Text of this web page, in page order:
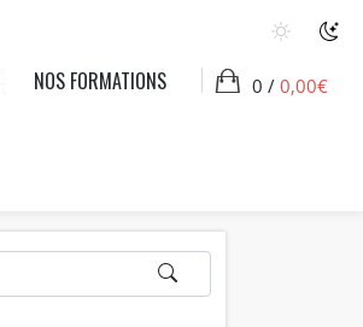
NOS FORMATIONS 0 / 0,00€